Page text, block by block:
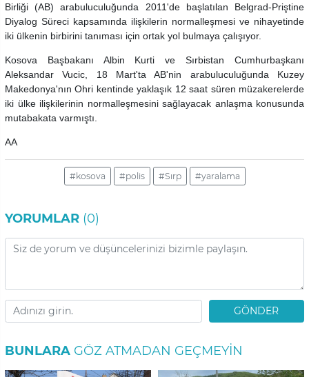
Birliği (AB) arabuluculuğunda 2011'de başlatılan Belgrad-Priştine
Diyalog Süreci kapsamında ilişkilerin normalleşmesi ve nihayetinde
iki ülkenin birbirini tanıması için ortak yol bulmaya çalışıyor.
Kosova Başbakanı Albin Kurti ve Sırbistan Cumhurbaşkanı
Aleksandar Vucic, 18 Mart'ta AB'nin arabuluculuğunda Kuzey
Makedonya'nın Ohri kentinde yaklaşık 12 saat süren müzakerelerde
iki ülke ilişkilerinin normalleşmesini sağlayacak anlaşma konusunda
mutabakata varmıştı.
AA
#kosova #polis #Sırp #yaralama
YORUMLAR (0)
GÖNDER
BUNLARA GÖZ ATMADAN GEÇMEYIN